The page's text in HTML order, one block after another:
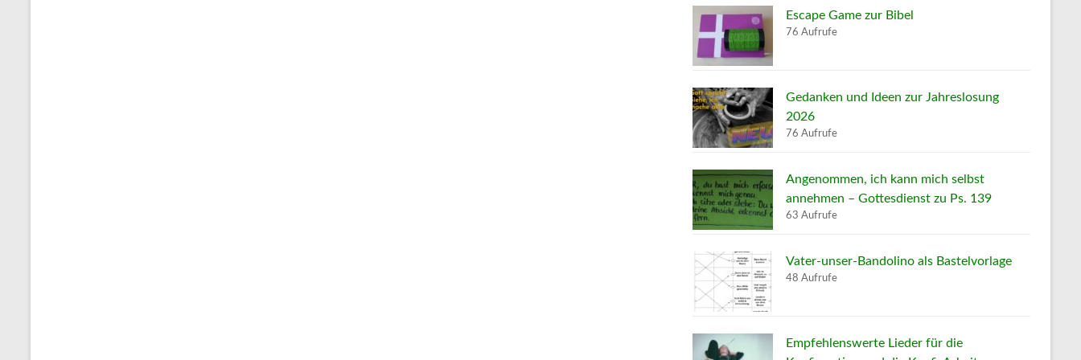
Escape Game zur Bibel
76 Aufrufe
Gedanken und Ideen zur Jahreslosung
2026
76 Aufrufe
Angenommen, ich kann mich selbst
annehmen – Gottesdienst zu Ps. 139
63 Aufrufe
Vater-unser-Bandolino als Bastelvorlage
48 Aufrufe
Empfehlenswerte Lieder für die